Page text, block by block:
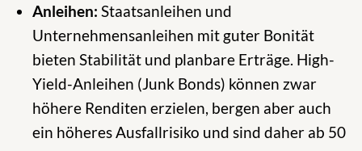
Anleihen: Staatsanleihen und
Unternehmensanleihen mit guter Bonität
bieten Stabilität und planbare Erträge. High-
Yield-Anleihen (Junk Bonds) können zwar
höhere Renditen erzielen, bergen aber auch
ein höheres Ausfallrisiko und sind daher ab 50